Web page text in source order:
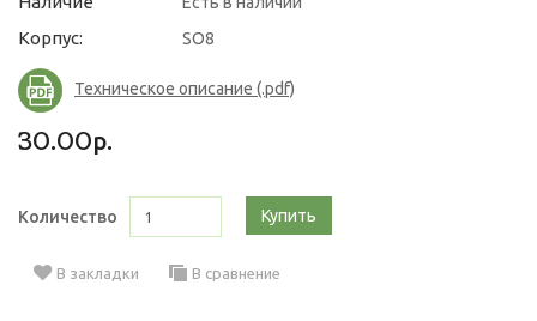
Корпус: SO8
Техническое описание (.pdf)
30.00р.
Количество Купить
В закладки В сравнение